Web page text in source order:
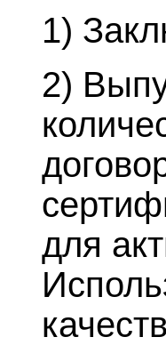
1)
2)
для